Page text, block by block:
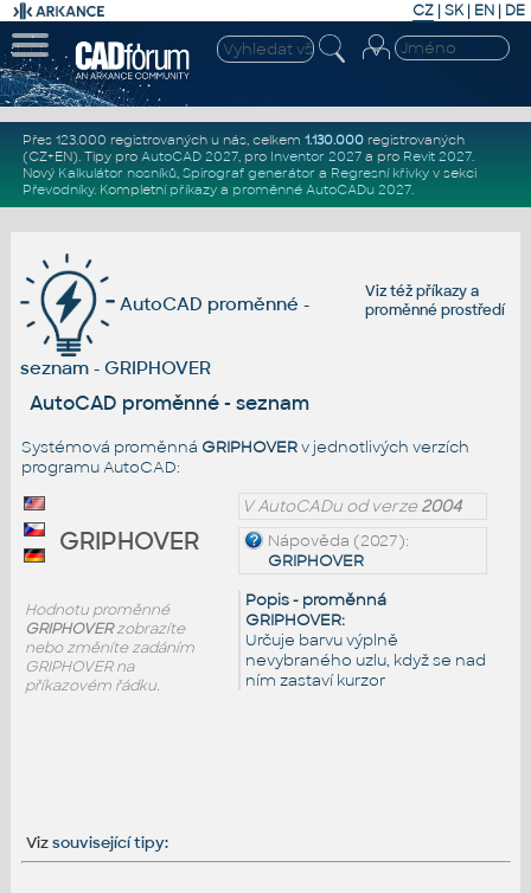
CZ | SK| EN | DE
Přes 123.000 registrovaných u nás, celkem 1.130.000registrovaných
(CZ+EN). Tipy pro AutoCAD 2027, pro Inventor 2027a pro Revit 2027.
Nový Kalkulátor nosníků, Spirograf generátor a Regresní křivkyv sekci
Převodníky. Kompletní příkazya proměnné AutoCADu 2027.
Viz téžpříkazya
proměnné prostředí
AutoCAD proměnné -
seznam - GRIPHOVER
AutoCAD proměnné - seznam
Systémová proměnná GRIPHOVERv jednotlivých verzích
programu AutoCAD:
V AutoCADu od verze2004
Nápověda (2027):
GRIPHOVER
Popis - proměnná
GRIPHOVER:
Určuje barvu výplně
nevybraného uzlu, když se nad
ním zastaví kurzor
GRIPHOVER
Hodnotu proměnné
GRIPHOVERzobrazíte
nebo změníte zadáním
GRIPHOVER na
příkazovém řádku.
Vizsouvisející tipy: